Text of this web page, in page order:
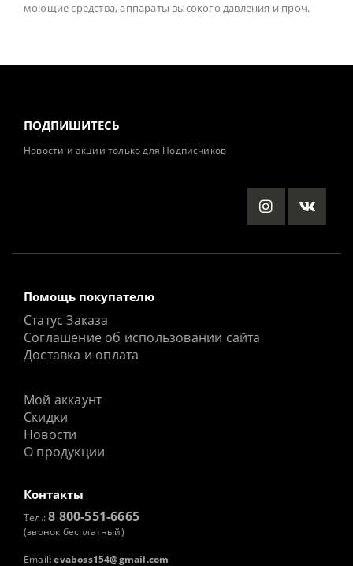
моющие средства, аппараты высокого давления и проч.
ПОДПИШИТЕСЬ
Новости и акции только для Подписчиков
Помощь покупателю
Статус Заказа
Соглашение об использовании сайта
Доставка и оплата
Мой аккаунт
Скидки
Новости
О продукции
Контакты
Тел.:8 800-551-6665
(звонок бесплатный)
Email: evaboss154@gmail.com